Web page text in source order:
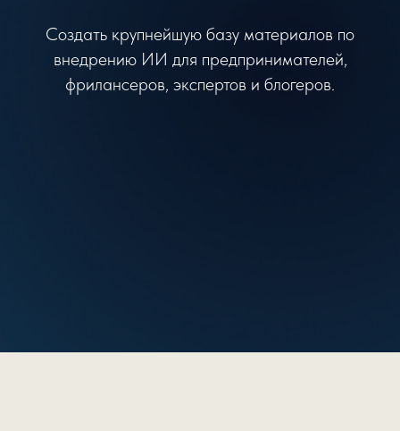
Создать крупнейшую базу материалов по
внедрению ИИ для предпринимателей,
фрилансеров, экспертов и блогеров.